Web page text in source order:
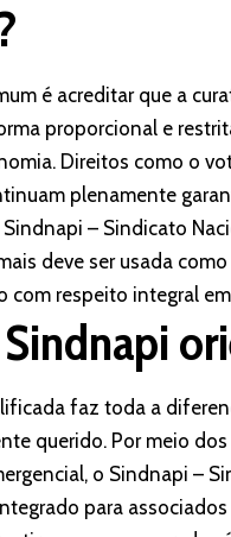
é acreditar que a
proporcional e
Direitos como o
plenamente
Sindnapi – Sindicato
deve ser usada
com respeito integral
faz toda a
querido. Por meio
o Sindnapi –
para